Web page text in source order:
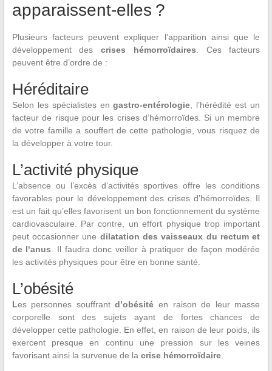
apparaissent-elles ?
Plusieurs facteurs peuvent expliquer l’apparition ainsi que le
développement descrises hémorroïdaires . Ces facteurs
peuvent être d’ordre de :
Héréditaire
Selon les spécialistes engastro-entérologie , l’hérédité est un
facteur de risque pour les crises d’hémorroïdes. Si un membre
de votre famille a souffert de cette pathologie, vous risquez de
la développer à votre tour.
L’activité physique
L’absence ou l’excès d’activités sportives offre les conditions
favorables pour le développement des crises d’hémorroïdes. Il
est un fait qu’elles favorisent un bon fonctionnement du système
cardiovasculaire. Par contre, un effort physique trop important
peut occasionner une dilatation des vaisseaux du rectum et
de l‘anus . Il faudra donc veiller à pratiquer de façon modérée
les activités physiques pour être en bonne santé.
L’obésité
Les personnes souffrantd’obésité en raison de leur masse
corporelle sont des sujets ayant de fortes chances de
développer cette pathologie. En effet, en raison de leur poids, ils
exercent presque en continu une pression sur les veines
favorisant ainsi la survenue de la crise hémorroïdaire.